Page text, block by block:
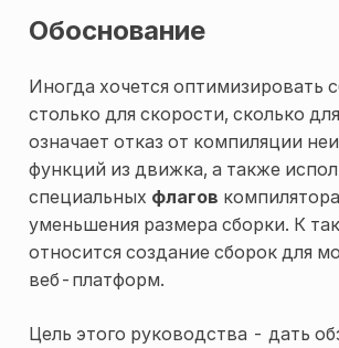
Обоснование
Иногда хочется оптимизировать
столько для скорости, сколько
означает отказ от компиляции
функций из движка, а также
специальных флагов
уменьшения размера сборки. К
относится создание сборок для
веб-платформ.
Цель этого руководства - дать